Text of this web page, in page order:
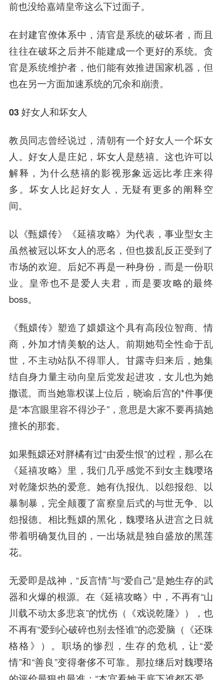
前也没给嘉靖皇帝这么下过面子。
在封建官僚体系中，清官是系统的破坏者，而且
往往在破坏之后并不能建成一个更好的系统。贪
官是系统维护者，他们能有效推进国家机器，但
也在另一方面加速系统的冗余和崩溃。
03 好女人和坏女人
教员同志曾经说过，清朝有一个好女人一个坏女
人。好女人是庄妃，坏女人是慈禧。这也许可以
解释， 为什么慈禧的影视形象远远比孝庄来得
多。坏女人比起好女人，无疑有更多的阐释空
间。
以《甄嬛传》《延禧攻略》为代表，事业型女主
虽然被冠以坏女人的恶名，但也拨乱反正受到了
市场的欢迎。后妃不再是一种身份，而是一份职
业。皇帝也不是爱人夫君，而是要攻略的最终
boss。
《甄嬛传》塑造了嬛嬛这个具有高段位智商、情
商，外加才情美貌的达人。前期她苟全性命于乱
世，不主动站队不得罪人。甘露寺归来后，她集
结自身力量主动向皇后党发起进攻，女儿也为她
撒谎。而当她靠权谋上位后，晓谕后宫的*件事便
是“本宫眼里容不得沙子”，意思是大家不要再搞她
擅长的那套。
如果甄嬛还对胖橘有过“由爱生恨”的过程，那么在
《延禧攻略》里，我们几乎感觉不到女主魏璎珞
对乾隆炽热的爱意。她有仇报仇、以怨报怨、以
暴制暴，完全颠覆了富察皇后式的与世无争、以
怨报德。相比甄嬛的黑化，魏璎珞从进宫之日就
带着明确复仇目的，一出场就是独自盛放的黑莲
花。
无爱即是战神，“反言情”与“爱自己”是她生存的武
器和火爆的根源。在《延禧攻略》中，不再有“山
川载不动太多悲哀”的忧伤（《戏说乾隆》），也
不再有“爱到心破碎也别去怪谁”的恋爱脑（《还珠
格格》）。职场的惨烈，生存的危机，让“爱
情”和“善良”变得奢侈不可靠。那拉继后对魏璎珞